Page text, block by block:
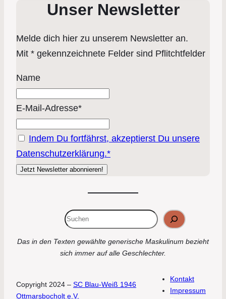
Unser Newsletter
Melde dich hier zu unserem Newsletter an.
Mit * gekennzeichnete Felder sind Pflitchtfelder
Name
E-Mail-Adresse*
Indem Du fortfährst, akzeptierst Du unsere
Datenschutzerklärung.*
Das in den Texten gewählte generische Maskulinum bezieht
sich immer auf alle Geschlechter.
Copyright 2024 – SC Blau-Weiß 1946
Ottmarsbocholt e.V.
Kontakt
Impressum